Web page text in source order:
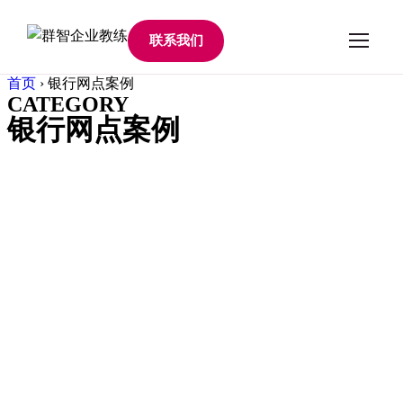
联系我们
首页 › 银行网点案例
CATEGORY
银行网点案例